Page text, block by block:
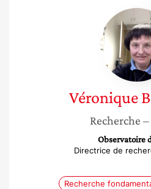
Véronique
Recherche
Observatoire
Directrice de
Recherche